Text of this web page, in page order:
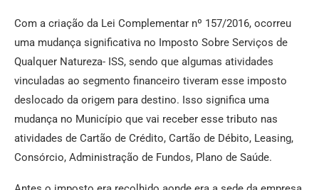
Com a criação da Lei Complementar nº 157/2016, ocorreu
uma mudança significativa no Imposto Sobre Serviços de
Qualquer Natureza- ISS, sendo que algumas atividades
vinculadas ao segmento financeiro tiveram esse imposto
deslocado da origem para destino. Isso significa uma
mudança no Município que vai receber esse tributo nas
atividades de Cartão de Crédito, Cartão de Débito, Leasing,
Consórcio, Administração de Fundos, Plano de Saúde.